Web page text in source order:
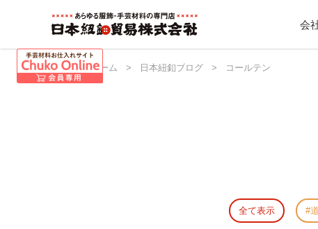
会
日本紐釦 ホーム > 日本紐釦ブログ > コールテン
全て表示